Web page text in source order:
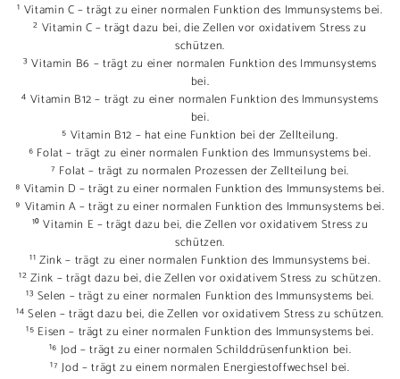
¹ Vitamin C – trägt zu einer normalen Funktion des Immunsystems bei.
² Vitamin C – trägt dazu bei, die Zellen vor oxidativem Stress zu
schützen.
³ Vitamin B6 – trägt zu einer normalen Funktion des Immunsystems
bei.
⁴ Vitamin B12 – trägt zu einer normalen Funktion des Immunsystems
bei.
⁵ Vitamin B12 – hat eine Funktion bei der Zellteilung.
⁶ Folat – trägt zu einer normalen Funktion des Immunsystems bei.
⁷ Folat – trägt zu normalen Prozessen der Zellteilung bei.
⁸ Vitamin D – trägt zu einer normalen Funktion des Immunsystems bei.
⁹ Vitamin A – trägt zu einer normalen Funktion des Immunsystems bei.
¹⁰ Vitamin E – trägt dazu bei, die Zellen vor oxidativem Stress zu
schützen.
¹¹ Zink – trägt zu einer normalen Funktion des Immunsystems bei.
¹² Zink – trägt dazu bei, die Zellen vor oxidativem Stress zu schützen.
¹³ Selen – trägt zu einer normalen Funktion des Immunsystems bei.
¹⁴ Selen – trägt dazu bei, die Zellen vor oxidativem Stress zu schützen.
¹⁵ Eisen – trägt zu einer normalen Funktion des Immunsystems bei.
¹⁶ Jod – trägt zu einer normalen Schilddrüsenfunktion bei.
¹⁷ Jod – trägt zu einem normalen Energiestoffwechsel bei.